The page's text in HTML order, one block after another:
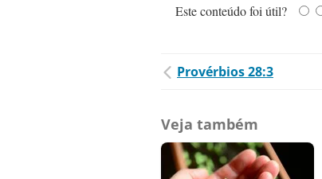
Este conteúdo foi útil?
Provérbios 28:3
Veja também